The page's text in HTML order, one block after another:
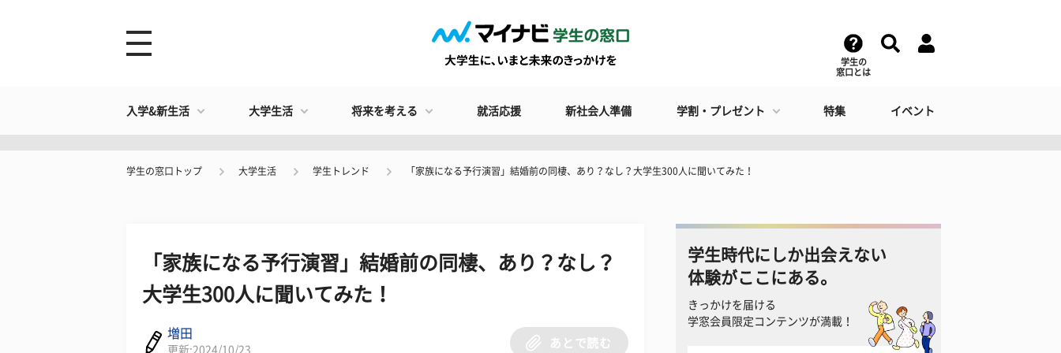
学生の
窓口とは
入学&新生活 大学生活 将来を考える 就活応援 新社会人準備 学割・プレゼント 特集 イベント
学生の窓口トップ 大学生活 学生トレンド 「家族になる予行演習」結婚前の同棲、あり？なし？大学生300人に聞いてみた！
「家族になる予行演習」結婚前の同棲、あり？なし？
大学生300人に聞いてみた！
増田
更新:2024/10/23
あとで読む
学生時代にしか出会えない
体験がここにある。
きっかけを届ける
学窓会員限定コンテンツが満載！